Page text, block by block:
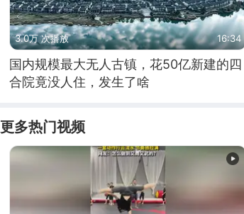
3.0万 次播放 16:34
国内规模最大无人古镇，花50亿新建的四
合院竟没人住，发生了啥
更多热门视频